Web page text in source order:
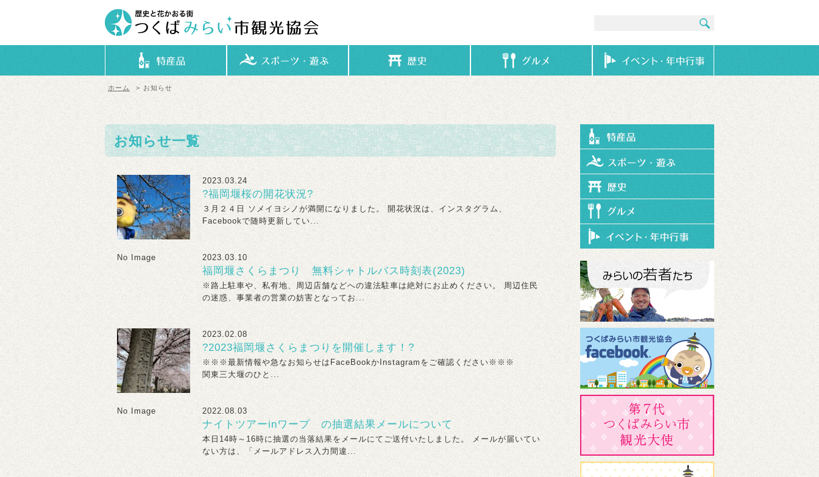
ホーム > お知らせ
お知らせ一覧
2023.03.24
?福岡堰桜の開花状況?
３月２４日 ソメイヨシノが満開になりました。 開花状況は、インスタグラム、
Facebookで随時更新してい...
No Image 2023.03.10
福岡堰さくらまつり 無料シャトルバス時刻表(2023)
※路上駐車や、私有地、周辺店舗などへの違法駐車は絶対にお止めください。 周辺住民
の迷惑、事業者の営業の妨害となってお...
2023.02.08
?2023福岡堰さくらまつりを開催します！?
※※※最新情報や急なお知らせはFaceBookかInstagramをご確認ください※※※
関東三大堰のひと...
No Image 2022.08.03
ナイトツアーinワープ の抽選結果メールについて
本日14時～16時に抽選の当落結果をメールにてご送付いたしました。 メールが届いてい
ない方は、「メールアドレス入力間違...